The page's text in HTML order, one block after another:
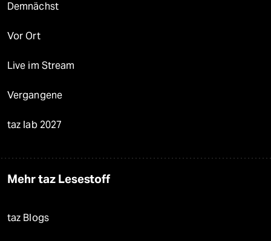
Demnächst
Vor Ort
Live im Stream
Vergangene
taz lab 2027
Mehr taz Lesestoff
taz Blogs